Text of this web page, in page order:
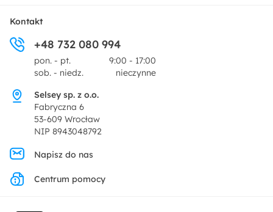
Dekoracje i akcesoria
Promocje
Zwroty
Pytania i odpowiedzi
O nas
Centrum prasowe
Regulamin
Polityka prywatności
Ustawienia prywatności
Kontakt
+48 732 080 994
pon. - pt.
9:00 - 17:00
sob. - niedz.
nieczynne
Selsey sp. z o.o.
Fabryczna 6
53-609 Wrocław
NIP 8943048792
Napisz do nas
Centrum pomocy